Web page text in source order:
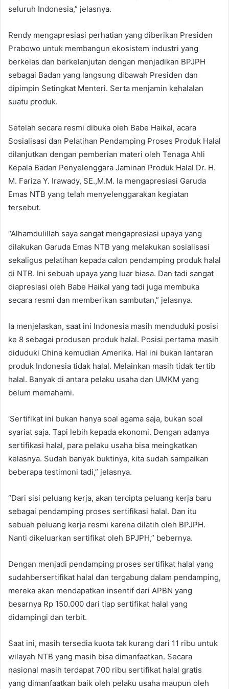
seluruh Indonesia,” jelasnya.
Rendy mengapresiasi perhatian yang diberikan Presiden
Prabowo untuk membangun ekosistem industri yang
berkelas dan berkelanjutan dengan menjadikan BPJPH
sebagai Badan yang langsung dibawah Presiden dan
dipimpin Setingkat Menteri. Serta menjamin kehalalan
suatu produk.
Setelah secara resmi dibuka oleh Babe Haikal, acara
Sosialisasi dan Pelatihan Pendamping Proses Produk Halal
dilanjutkan dengan pemberian materi oleh Tenaga Ahli
Kepala Badan Penyelenggara Jaminan Produk Halal Dr. H.
M. Fariza Y. Irawady, SE.,M.M. Ia mengapresiasi Garuda
Emas NTB yang telah menyelenggarakan kegiatan
tersebut.
“Alhamdulillah saya sangat mengapresiasi upaya yang
dilakukan Garuda Emas NTB yang melakukan sosialisasi
sekaligus pelatihan kepada calon pendamping produk halal
di NTB. Ini sebuah upaya yang luar biasa. Dan tadi sangat
diapresiasi oleh Babe Haikal yang tadi juga membuka
secara resmi dan memberikan sambutan,” jelasnya.
Ia menjelaskan, saat ini Indonesia masih menduduki posisi
ke 8 sebagai produsen produk halal. Posisi pertama masih
diduduki China kemudian Amerika. Hal ini bukan lantaran
produk Indonesia tidak halal. Melainkan masih tidak tertib
halal. Banyak di antara pelaku usaha dan UMKM yang
belum memahami.
‘Sertifikat ini bukan hanya soal agama saja, bukan soal
syariat saja. Tapi lebih kepada ekonomi. Dengan adanya
sertifikasi halal, para pelaku usaha bisa meingkatkan
kelasnya. Sudah banyak buktinya, kita sudah sampaikan
beberapa testimoni tadi,” jelasnya.
“Dari sisi peluang kerja, akan tercipta peluang kerja baru
sebagai pendamping proses sertifikasi halal. Dan itu
sebuah peluang kerja resmi karena dilatih oleh BPJPH.
Nanti dikeluarkan sertifikat oleh BPJPH,” bebernya.
Dengan menjadi pendamping proses sertifikat halal yang
sudahbersertifikat halal dan tergabung dalam pendamping,
mereka akan mendapatkan insentif dari APBN yang
besarnya Rp 150.000 dari tiap sertifikat halal yang
didampingi dan terbit.
Saat ini, masih tersedia kuota tak kurang dari 11 ribu untuk
wilayah NTB yang masih bisa dimanfaatkan. Secara
nasional masih terdapat 700 ribu sertifikat halal gratis
yang dimanfaatkan baik oleh pelaku usaha maupun oleh